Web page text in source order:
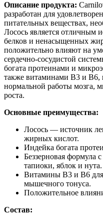
Описание продукта:
разработан для
питательных веществах,
Лосось является отличным
белков и ненасыщенных
положительно влияют на
сердечно-сосудистой
богата протеинами и
также витаминами B3 и B6,
нормальной работы мозга,
роста.
Основные преимущества:
Лосось — источник
жирных кислот.
Индейка богата
Беззерновая формула
тапиоки, яблок и нута.
Витамины B3 и B6
мышечного тонуса.
Положительное
Состав: